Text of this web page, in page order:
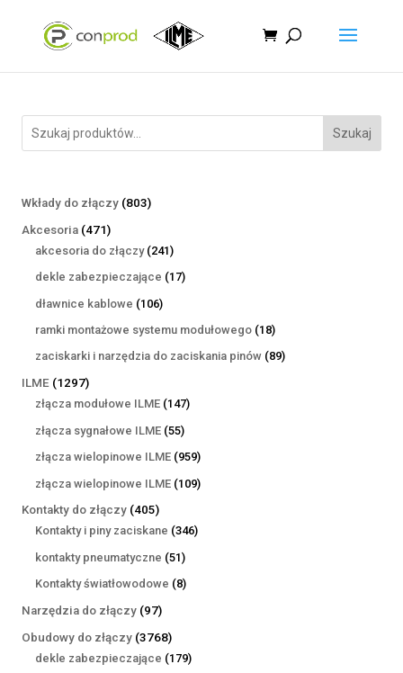
Szukaj
Wkłady do złączy 803803
Akcesoria 471471
produktów
akcesoria do złączy 241241
produktów
dekle zabezpieczające 1717
dławnice kablowe 106106
produktów
ramki montażowe systemu modułowego 1818
produktów
zaciskarki i narzędzia do zaciskania pinów 8989
ILME 12971297
produktów
złącza modułowe ILME 147147
złącza sygnałowe ILME 5555
produktów
złącza wielopinowe ILME 959959
produktów
złącza wielopinowe ILME 109109
Kontakty do złączy 405405
produktów
Kontakty i piny zaciskane 346346
kontakty pneumatyczne 5151
produktów
Kontakty światłowodowe 88
Narzędzia do złączy 9797
produktów
Obudowy do złączy 37683768
produktów
dekle zabezpieczające 179179